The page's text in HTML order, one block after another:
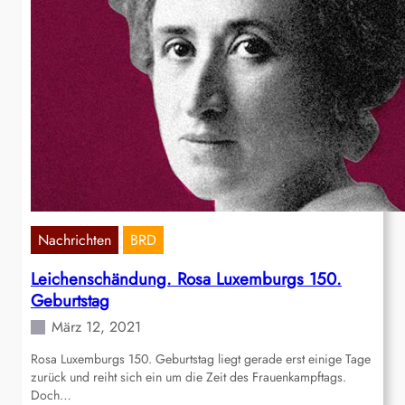
Nachrichten BRD
Leichenschändung. Rosa Luxemburgs 150.
Geburtstag
März 12, 2021
Rosa Luxemburgs 150. Geburtstag liegt gerade erst einige Tage
zurück und reiht sich ein um die Zeit des Frauenkampftags.
Doch…